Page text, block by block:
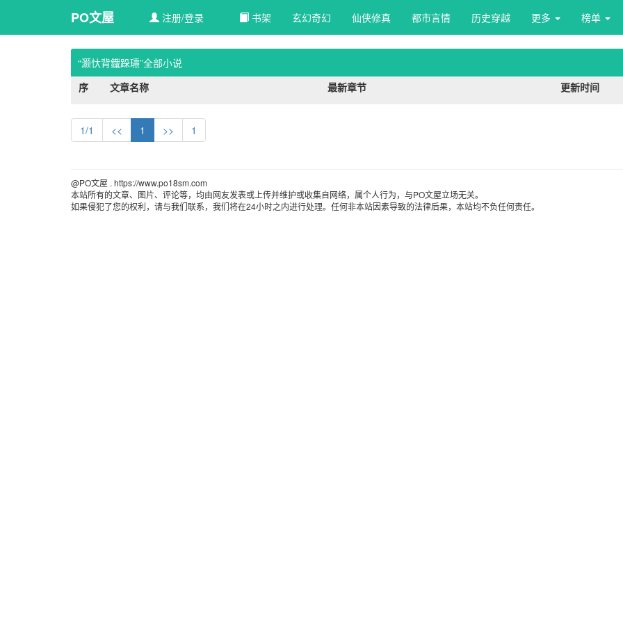
PO文屋 注册/登录 书架 玄幻奇幻 仙侠修真 都市言情 历史穿越 更多 榜单
“灏忕背鐡跺瓙”全部小说
序
文章名称 最新章节 更新时间
1/1 << 1 >> 1
@PO文屋 . https://www.po18sm.com
本站所有的文章、图片、评论等，均由网友发表或上传并维护或收集自网络，属个人行为，与PO文屋立场无关。
如果侵犯了您的权利，请与我们联系，我们将在24小时之内进行处理。任何非本站因素导致的法律后果，本站均不负任何责任。